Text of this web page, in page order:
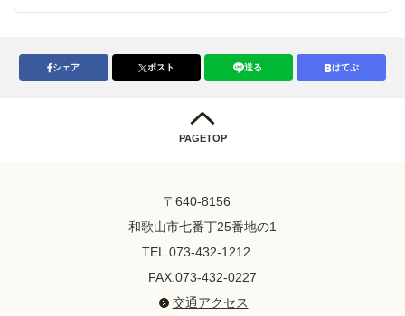
シェア ポスト 送る はてぶ
PAGETOP
〒640-8156
和歌山市七番丁25番地の1
TEL.073-432-1212
FAX.073-432-0227
交通アクセス